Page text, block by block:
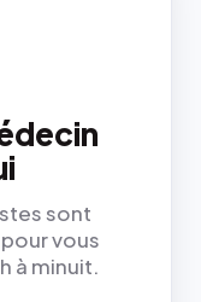
sont
vous
à minuit.